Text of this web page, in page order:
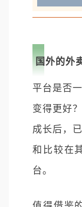
国外的外
平台是否
变得更好
成长后，
和比较在
台。